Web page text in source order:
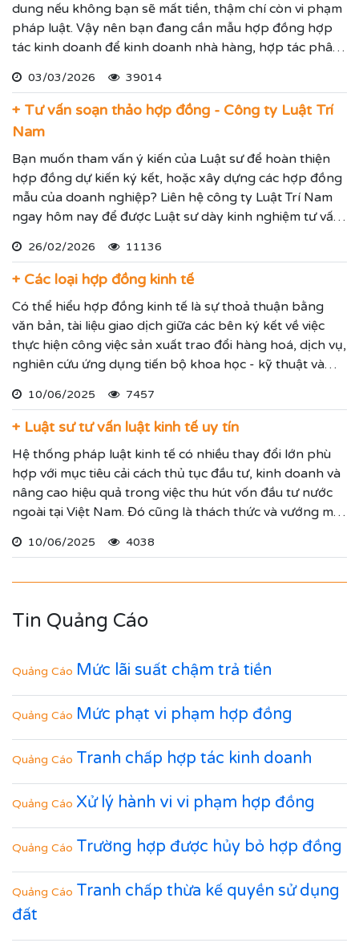
dung nếu không bạn sẽ mất tiền, thậm chí còn vi phạm
pháp luật. Vậy nên bạn đang cần mẫu hợp đồng hợp
tác kinh doanh để kinh doanh nhà hàng, hợp tác phân
doanh hãy xem quy định mới về hợp đồng hợp tác kinh
doanh dưới đây.
03/03/2026 39014
+ Tư vấn soạn thảo hợp đồng - Công ty Luật Trí
Nam
Bạn muốn tham vấn ý kiến của Luật sư để hoàn thiện
hợp đồng dự kiến ký kết, hoặc xây dựng các hợp đồng
mẫu của doanh nghiệp? Liên hệ công ty Luật Trí Nam
ngay hôm nay để được Luật sư dày kinh nghiệm tư vấn
đảm bảo chặt chẽ và hợp lý nhất.
26/02/2026 11136
+ Các loại hợp đồng kinh tế
Có thể hiểu hợp đồng kinh tế là sự thoả thuận bằng
văn bản, tài liệu giao dịch giữa các bên ký kết về việc
thực hiện công việc sản xuất trao đổi hàng hoá, dịch vụ,
nghiên cứu ứng dụng tiến bộ khoa học - kỹ thuật và
định rõ ràng về quyền và nghĩa vụ của mỗi bên để xây
dựng và thực hiện kế hoạch của mình.
10/06/2025 7457
+ Luật sư tư vấn luật kinh tế uy tín
Hệ thống pháp luật kinh tế có nhiều thay đổi lớn phù
hợp với mục tiêu cải cách thủ tục đầu tư, kinh doanh và
nâng cao hiệu quả trong việc thu hút vốn đầu tư nước
ngoài tại Việt Nam. Đó cũng là thách thức và vướng mắc
đối diện. Quý vị khi có nhu cầu tư vấn pháp luật kinh tế
10/06/2025 4038
Tin Quảng Cáo
Quảng Cáo Mức lãi suất chậm trả tiền
Quảng Cáo Mức phạt vi phạm hợp đồng
Quảng Cáo Tranh chấp hợp tác kinh doanh
Quảng Cáo Xử lý hành vi vi phạm hợp đồng
Quảng Cáo Trường hợp được hủy bỏ hợp đồng
Quảng Cáo Tranh chấp thừa kế quyền sử dụng
đất